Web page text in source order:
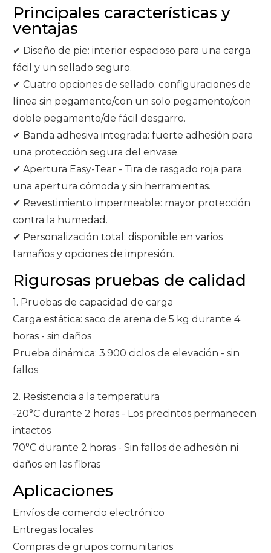
Principales características y
ventajas
✔ Diseño de pie: interior espacioso para una carga
fácil y un sellado seguro.
✔ Cuatro opciones de sellado: configuraciones de
línea sin pegamento/con un solo pegamento/con
doble pegamento/de fácil desgarro.
✔ Banda adhesiva integrada: fuerte adhesión para
una protección segura del envase.
✔ Apertura Easy-Tear - Tira de rasgado roja para
una apertura cómoda y sin herramientas.
✔ Revestimiento impermeable: mayor protección
contra la humedad.
✔ Personalización total: disponible en varios
tamaños y opciones de impresión.
Rigurosas pruebas de calidad
1. Pruebas de capacidad de carga
Carga estática: saco de arena de 5 kg durante 4
horas - sin daños
Prueba dinámica: 3.900 ciclos de elevación - sin
fallos
2. Resistencia a la temperatura
-20°C durante 2 horas - Los precintos permanecen
intactos
70°C durante 2 horas - Sin fallos de adhesión ni
daños en las fibras
Aplicaciones
Envíos de comercio electrónico
Entregas locales
Compras de grupos comunitarios